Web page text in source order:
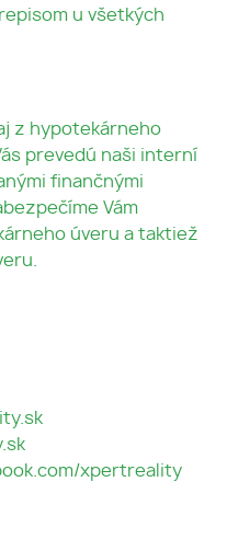
u všetkých
z hypotekárneho
prevedú naši interní
finančnými
Vám
úveru a taktiež
xpertreality